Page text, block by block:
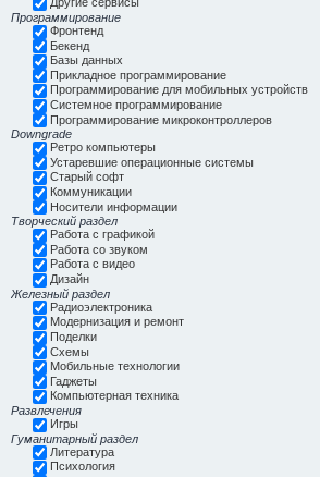
Программирование
Фронтенд
Бекенд
Базы данных
Прикладное программирование
Программирование для мобильных устройств
Системное программирование
Программирование микроконтроллеров
Downgrade
Ретро компьютеры
Устаревшие операционные системы
Старый софт
Коммуникации
Носители информации
Творческий раздел
Работа с графикой
Работа со звуком
Работа с видео
Дизайн
Железный раздел
Радиоэлектроника
Модернизация и ремонт
Поделки
Схемы
Мобильные технологии
Гаджеты
Компьютерная техника
Развлечения
Игры
Гуманитарный раздел
Литература
Психология